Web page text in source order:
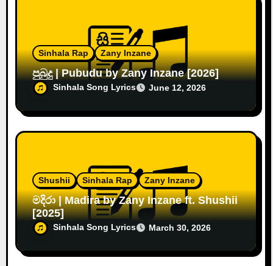
Sinhala Rap Zany Inzane
පුබුදු | Pubudu by Zany Inzane [2026]
Sinhala Song Lyrics June 12, 2026
Shushii Sinhala Rap Zany Inzane
මදිරා | Madira by Zany Inzane ft. Shushii
[2025]
Sinhala Song Lyrics March 30, 2026